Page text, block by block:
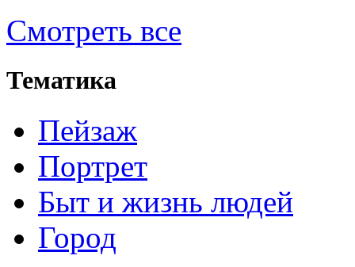
Смотреть все
Тематика
Пейзаж
Портрет
Быт и жизнь людей
Город